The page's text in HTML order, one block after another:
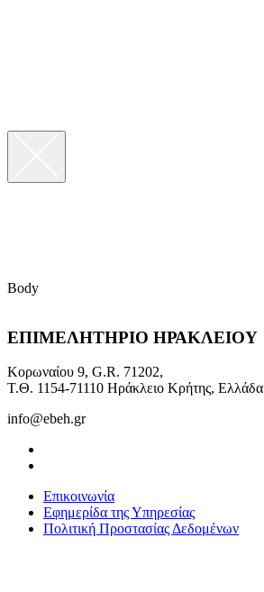
Body
ΕΠΙΜΕΛΗΤΗΡΙΟ ΗΡΑΚΛΕΙΟΥ
Κορωναίου 9, G.R. 71202,
Τ.Θ. 1154-71110 Ηράκλειο Κρήτης, Ελλάδα
info@ebeh.gr
Επικοινωνία
Εφημερίδα της Υπηρεσίας
Πολιτική Προστασίας Δεδομένων